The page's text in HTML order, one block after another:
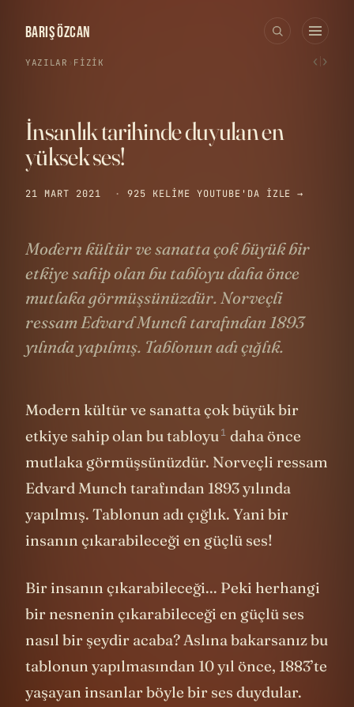
BARIŞ ÖZCAN
YAZILAR FIZIK ‹ ›
İnsanlık tarihinde duyulan en
yüksek ses!
21 MART 2021 · 925 KELIME YOUTUBE'DA IZLE →
Modern kültür ve sanatta çok büyük bir
etkiye sahip olan bu tabloyu daha önce
mutlaka görmüşsünüzdür. Norveçli
ressam Edvard Munch tarafından 1893
yılında yapılmış. Tablonun adı çığlık.
Modern kültür ve sanatta çok büyük bir
etkiye sahip olan bu tabloyu1 daha önce
mutlaka görmüşsünüzdür. Norveçli ressam
Edvard Munch tarafından 1893 yılında
yapılmış. Tablonun adı çığlık. Yani bir
insanın çıkarabileceği en güçlü ses!
Bir insanın çıkarabileceği... Peki herhangi
bir nesnenin çıkarabileceği en güçlü ses
nasıl bir şeydir acaba? Aslına bakarsanız bu
tablonun yapılmasından 10 yıl önce, 1883’te
yaşayan insanlar böyle bir ses duydular.